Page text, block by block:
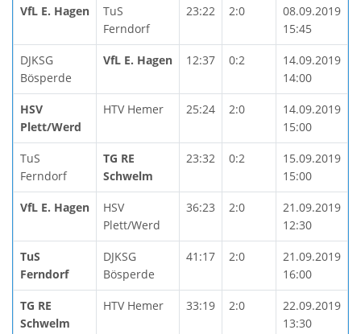
VfL E. Hagen
TuS
Ferndorf
23:22 2:0
08.09.2019
15:45
DJKSG
Bösperde
VfL E. Hagen 12:37 0:2
14.09.2019
14:00
HSV
Plett/Werd
HTV Hemer 25:24 2:0
14.09.2019
15:00
TuS
Ferndorf
TG RE
Schwelm
23:32 0:2
15.09.2019
15:00
VfL E. Hagen
HSV
Plett/Werd
36:23 2:0
21.09.2019
12:30
TuS
Ferndorf
DJKSG
Bösperde
41:17 2:0
21.09.2019
16:00
TG RE
Schwelm
HTV Hemer 33:19 2:0
22.09.2019
13:30